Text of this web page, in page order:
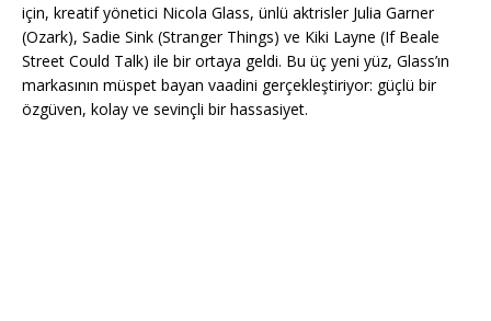
için, kreatif yönetici Nicola Glass, ünlü aktrisler Julia Garner
(Ozark), Sadie Sink (Stranger Things) ve Kiki Layne (If Beale
Street Could Talk) ile bir ortaya geldi. Bu üç yeni yüz, Glass’ın
markasının müspet bayan vaadini gerçekleştiriyor: güçlü bir
özgüven, kolay ve sevinçli bir hassasiyet.